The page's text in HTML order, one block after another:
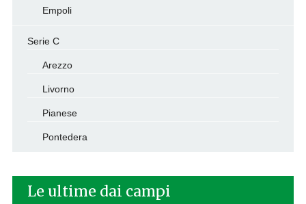
Empoli
Serie C
Arezzo
Livorno
Pianese
Pontedera
Le ultime dai campi